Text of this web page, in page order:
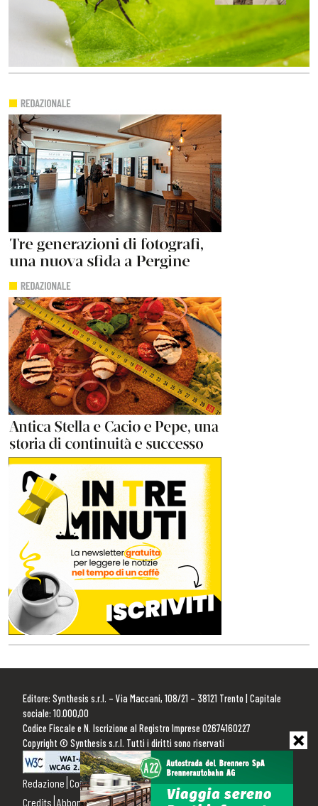
Editore: Synthesis s.r.l. – Via Maccani, 108/21 – 38121 Trento | Capitale
sociale: 10.000,00
Codice Fiscale e N. Iscrizione al Registro Imprese 02674160227
Copyright © Synthesis s.r.l. Tutti i diritti sono riservati
Redazione Contattaci Pubblicità Privacy Policy Cookie Policy
Credits Abbonamenti